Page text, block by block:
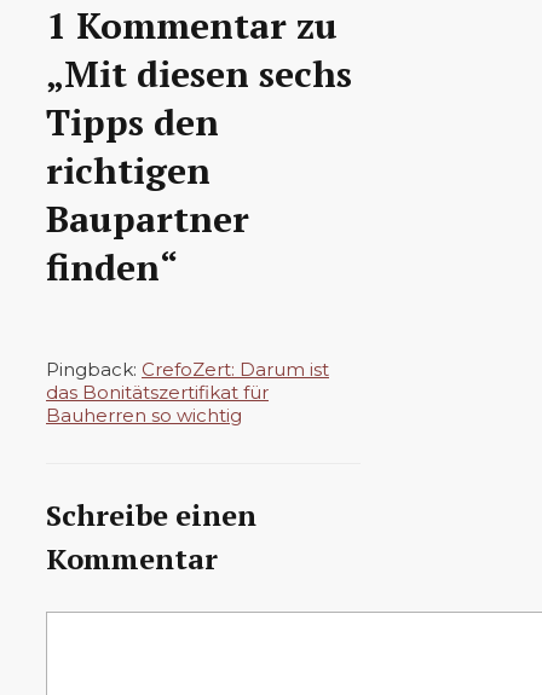
1 Kommentar zu
„Mit diesen sechs
Tipps den
richtigen
Baupartner
finden“
Pingback: CrefoZert: Darum ist
das Bonitätszertifikat für
Bauherren so wichtig
Schreibe einen
Kommentar